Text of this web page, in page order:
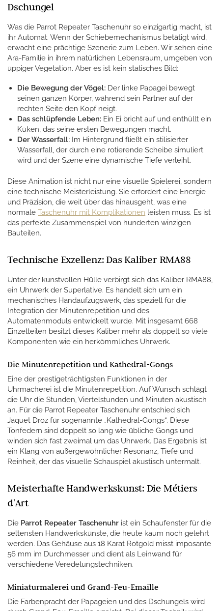
Dschungel
Was die Parrot Repeater Taschenuhr so einzigartig macht, ist
ihr Automat. Wenn der Schiebemechanismus betätigt wird,
erwacht eine prächtige Szenerie zum Leben. Wir sehen eine
Ara-Familie in ihrem natürlichen Lebensraum, umgeben von
üppiger Vegetation. Aber es ist kein statisches Bild:
Die Bewegung der Vögel: Der linke Papagei bewegt
seinen ganzen Körper, während sein Partner auf der
rechten Seite den Kopf neigt.
Das schlüpfende Leben: Ein Ei bricht auf und enthüllt ein
Küken, das seine ersten Bewegungen macht.
Der Wasserfall: Im Hintergrund fließt ein stilisierter
Wasserfall, der durch eine rotierende Scheibe simuliert
wird und der Szene eine dynamische Tiefe verleiht.
Diese Animation ist nicht nur eine visuelle Spielerei, sondern
eine technische Meisterleistung. Sie erfordert eine Energie
und Präzision, die weit über das hinausgeht, was eine
normale Taschenuhr mit Komplikationen leisten muss. Es ist
das perfekte Zusammenspiel von hunderten winzigen
Bauteilen.
Technische Exzellenz: Das Kaliber RMA88
Unter der kunstvollen Hülle verbirgt sich das Kaliber RMA88,
ein Uhrwerk der Superlative. Es handelt sich um ein
mechanisches Handaufzugswerk, das speziell für die
Integration der Minutenrepetition und des
Automatenmoduls entwickelt wurde. Mit insgesamt 668
Einzelteilen besitzt dieses Kaliber mehr als doppelt so viele
Komponenten wie ein herkömmliches Uhrwerk.
Die Minutenrepetition und Kathedral-Gongs
Eine der prestigeträchtigsten Funktionen in der
Uhrmacherei ist die Minutenrepetition. Auf Wunsch schlägt
die Uhr die Stunden, Viertelstunden und Minuten akustisch
an. Für die Parrot Repeater Taschenuhr entschied sich
Jaquet Droz für sogenannte „Kathedral-Gongs“. Diese
Tonfedern sind doppelt so lang wie übliche Gongs und
winden sich fast zweimal um das Uhrwerk. Das Ergebnis ist
ein Klang von außergewöhnlicher Resonanz, Tiefe und
Reinheit, der das visuelle Schauspiel akustisch untermalt.
Meisterhafte Handwerkskunst: Die Métiers
d’Art
Die Parrot Repeater Taschenuhr ist ein Schaufenster für die
seltensten Handwerkskünste, die heute kaum noch gelehrt
werden. Das Gehäuse aus 18 Karat Rotgold misst imposante
56 mm im Durchmesser und dient als Leinwand für
verschiedene Veredelungstechniken.
Miniaturmalerei und Grand-Feu-Emaille
Die Farbenpracht der Papageien und des Dschungels wird